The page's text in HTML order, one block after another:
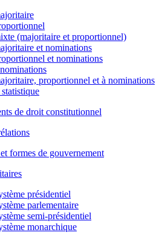
(majoritaire et proportionnel)
et nominations
et nominations
proportionnel et à nominations
de droit constitutionnel
formes de gouvernement
présidentiel
parlementaire
semi-présidentiel
monarchique